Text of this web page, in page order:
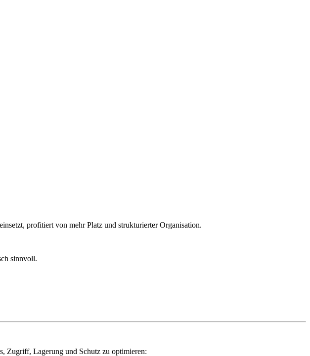
profitiert von mehr Platz und strukturierter Organisation.
sinnvoll.
Zugriff, Lagerung und Schutz zu optimieren: